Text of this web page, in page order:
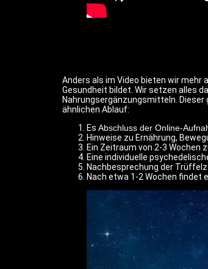
Anders als im Video bieten wir mehr
Gesundheit bildet. Wir setzen alles
Nahrungsergänzungsmitteln.
ähnlichen Ablauf:
Es Abschluss der Online-
Hinweise zu Ernährung,
Ein Zeitraum von 2-3 Wochen
Eine individuelle
Nachbesprechung der
Nach etwa 1-2 Wochen